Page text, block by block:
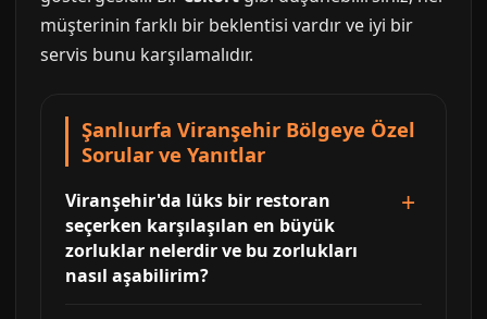
müşterinin farklı bir beklentisi vardır ve iyi bir
servis bunu karşılamalıdır.
Şanlıurfa Viranşehir Bölgeye Özel
Sorular ve Yanıtlar
Viranşehir'da lüks bir restoran
seçerken karşılaşılan en büyük
zorluklar nelerdir ve bu zorlukları
nasıl aşabilirim?